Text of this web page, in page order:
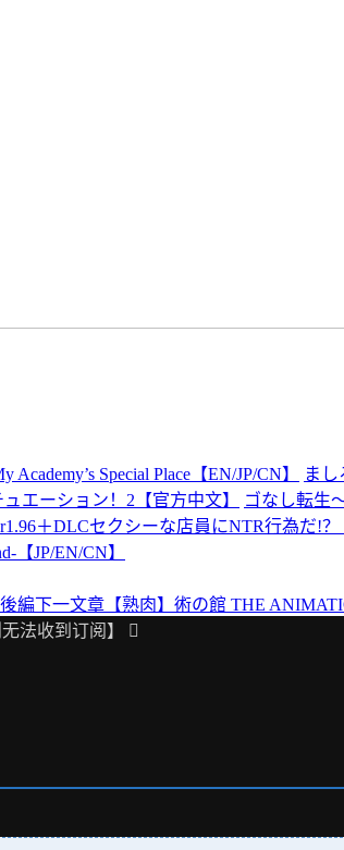
Academy’s Special Place【EN/JP/CN】
まし
エーション！2【官方中文】
ゴなし転生
＋DLCセクシーな店員にNTR行為だ!？
【JP/EN/CN】
編下一文章 【熟肉】術の館 THE
法收到订阅】